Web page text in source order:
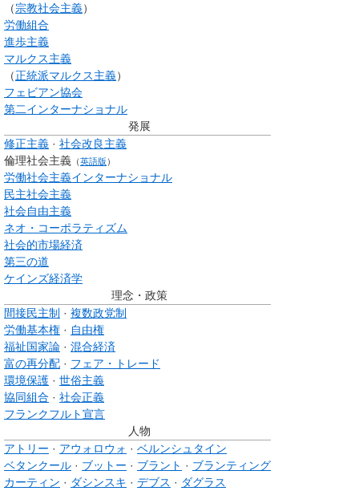
（宗教社会主義）
労働組合
進歩主義
マルクス主義
（正統派マルクス主義）
フェビアン協会
第二インターナショナル
発展
修正主義 · 社会改良主義
倫理社会主義 （英語版 ）
労働社会主義インターナショナル
民主社会主義
社会自由主義
ネオ・コーポラティズム
社会的市場経済
第三の道
ケインズ経済学
理念・政策
間接民主制 · 複数政党制
労働基本権 · 自由権
福祉国家論 · 混合経済
富の再分配 · フェア・トレード
環境保護 · 世俗主義
協同組合 · 社会正義
フランクフルト宣言
人物
アトリー · アウォロウォ · ベルンシュタイン
ベタンクール · ブットー · ブラント · ブランティング
カーティン · ダシンスキ · デブス · ダグラス